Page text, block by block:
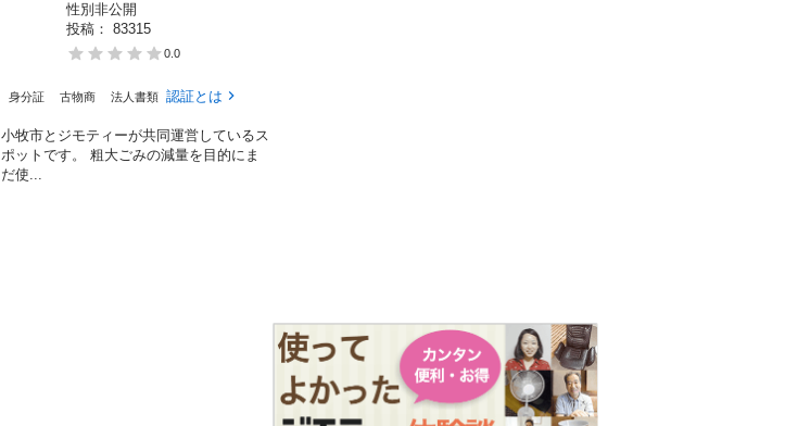
性別非公開
投稿： 83315
0.0
身分証 古物商 法人書類 認証とは
小牧市とジモティーが共同運営しているス
ポットです。 粗⼤ごみの減量を⽬的にま
だ使...